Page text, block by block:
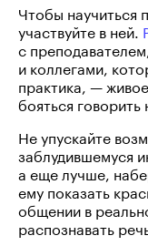
Чтобы научиться
участвуйте в ней.
с
и коллегами,
практика, —
бояться
Не упускайте
заблудившемуся
а еще лучше,
ему показать
общении в
распознавать